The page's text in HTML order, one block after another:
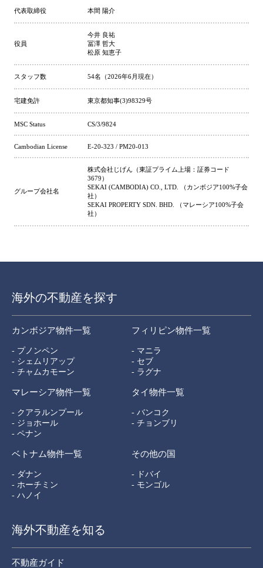
代表取締役 本間 陽介
役員
今井 良祐
冨澤 哲大
松原 知恵子
スタッフ数 54名（2026年6月現在）
宅建免許 東京都知事(3)98329号
MSC Status CS/3/9824
Cambodian License E-20-323 / PM20-013
グループ会社名
株式会社じげん（東証プライム上場：証券コード
3679）
SEKAI (CAMBODIA) CO., LTD. （カンボジア100%子会
社）
SEKAI PROPERTY SDN. BHD. （マレーシア100%子会
社）
海外の不動産を探す
カンボジア物件一覧
- プノンペン
- シェムリアップ
- チャムカモーン
フィリピン物件一覧
- マニラ
- セブ
- ラグナ
マレーシア物件一覧
- クアラルンプール
- ジョホール
- ペナン
タイ物件一覧
- バンコク
- チョンブリ
ベトナム物件一覧
- ダナン
- ホーチミン
- ハノイ
その他の国
- ドバイ
- モンゴル
海外不動産を知る
不動産ガイド